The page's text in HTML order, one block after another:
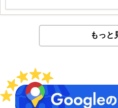
もっと